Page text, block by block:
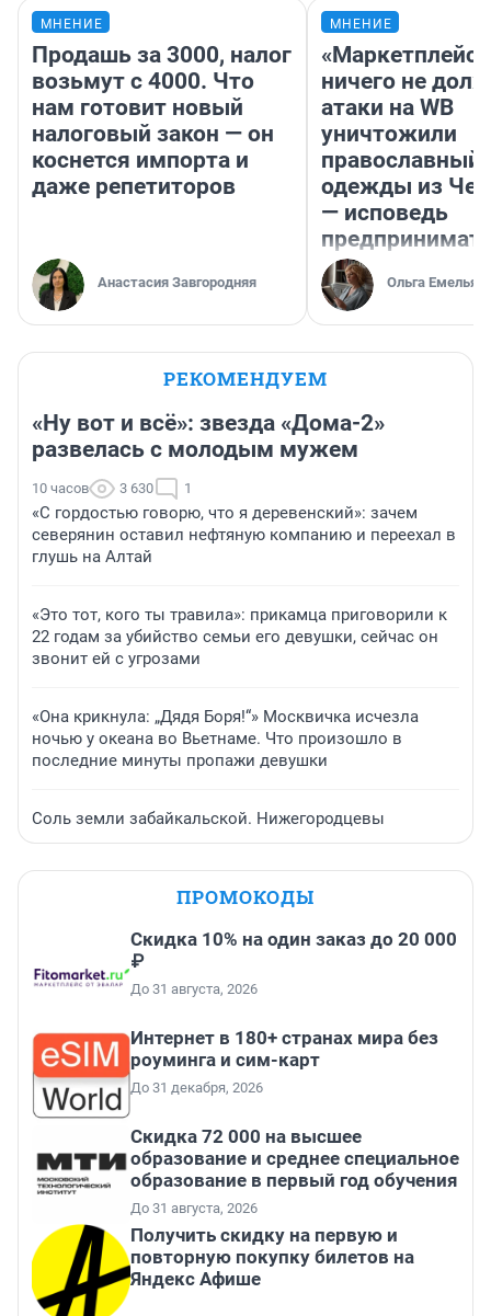
МНЕНИЕ
Продашь за 3000, налог
возьмут с 4000. Что
нам готовит новый
налоговый закон — он
коснется импорта и
даже репетиторов
Анастасия Завгородняя
МНЕНИЕ
«Маркетплейс
ничего не
атаки на WB
уничтожили
православный
одежды из
— исповедь
Ольга
РЕКОМЕНДУЕМ
«Ну вот и всё»: звезда «Дома-2»
развелась с молодым мужем
10 часов 3 630 1
«С гордостью говорю, что я деревенский»: зачем
северянин оставил нефтяную компанию и переехал в
глушь на Алтай
«Это тот, кого ты травила»: прикамца приговорили к
22 годам за убийство семьи его девушки, сейчас он
звонит ей с угрозами
«Она крикнула: „Дядя Боря!“» Москвичка исчезла
ночью у океана во Вьетнаме. Что произошло в
последние минуты пропажи девушки
Соль земли забайкальской. Нижегородцевы
ПРОМОКОДЫ
Скидка 10% на один заказ до 20 000
₽
До 31 августа, 2026
Интернет в 180+ странах мира без
роуминга и сим-карт
До 31 декабря, 2026
Скидка 72 000 на высшее
образование и среднее специальное
образование в первый год обучения
До 31 августа, 2026
Получить скидку на первую и
повторную покупку билетов на
Яндекс Афише